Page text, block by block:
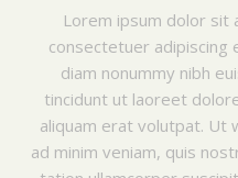
Lorem ipsum dolor sit
consectetuer adipiscing
diam nonummy nibh
tincidunt ut laoreet
aliquam erat volutpat. Ut
ad minim veniam, quis